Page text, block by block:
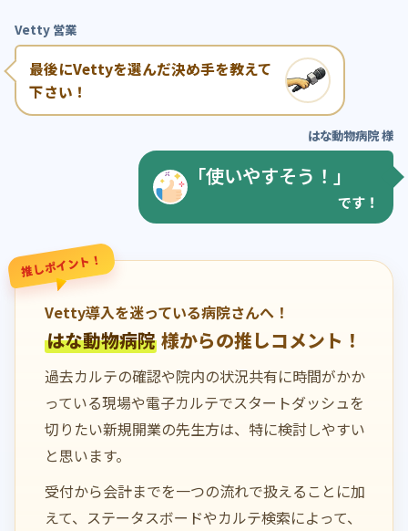
Vetty 営業
最後にVettyを選んだ決め手を教えて
下さい！
はな動物病院 様
「使いやすそう！」
です！
推しポイント！
Vetty導入を迷っている病院さんへ！
はな動物病院 様からの推しコメント！
過去カルテの確認や院内の状況共有に時間がかか
っている現場や電子カルテでスタートダッシュを
切りたい新規開業の先生方は、特に検討しやすい
と思います。
受付から会計までを一つの流れで扱えることに加
えて、ステータスボードやカルテ検索によって、